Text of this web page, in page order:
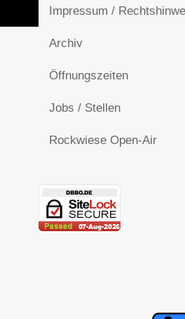
Impressum /
Archiv
Öffnungszeiten
Jobs / Stellen
Rockwiese Open-Air